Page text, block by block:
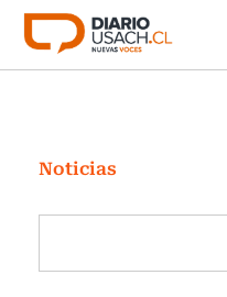
Click acá para ir
Investigación
Cultura
Programas Radio y
Noticias